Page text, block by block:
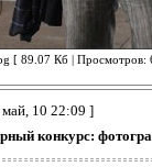
[ 89.07 Кб | Просмотров:
май, 10 22:09 ]
конкурс: